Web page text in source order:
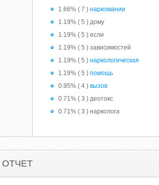
1.66% ( 7 ) наркомании
1.19% ( 5 ) дому
1.19% ( 5 ) если
1.19% ( 5 ) зависимостей
1.19% ( 5 ) наркологическая
1.19% ( 5 ) помощь
0.95% ( 4 ) вызов
0.71% ( 3 ) деотокс
0.71% ( 3 ) нарколога